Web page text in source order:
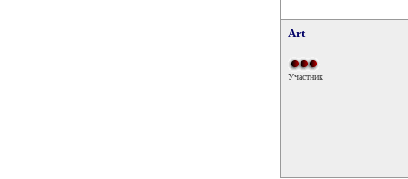
Art
Участник